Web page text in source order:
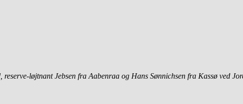
, reserve-løjtnant Jebsen fra Aabenraa og Hans Sønnichsen fra Kassø ved